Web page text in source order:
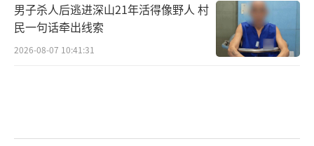
男子杀人后逃进深山21年活得像野人 村
民一句话牵出线索
2026-08-07 10:41:31